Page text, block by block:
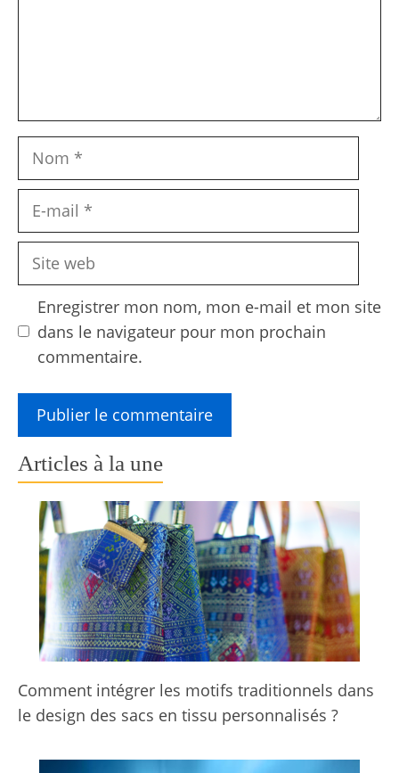
Nom
Site
Enregistrer mon nom, mon e-mail et mon site
dans le navigateur pour mon prochain
commentaire.
Articles à la une
Comment intégrer les motifs traditionnels dans
le design des sacs en tissu personnalisés ?